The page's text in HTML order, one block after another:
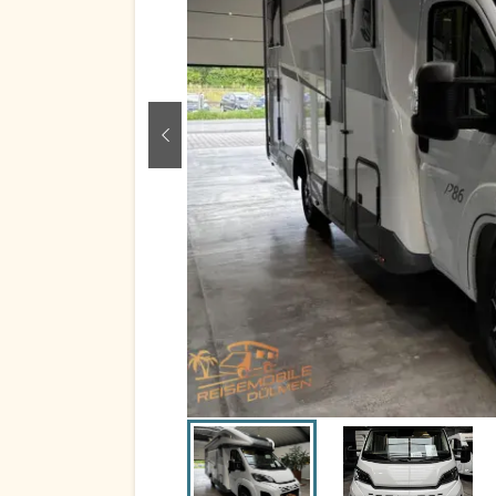
zurück